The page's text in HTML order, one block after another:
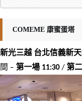
COMEME 康蜜蛋塔
新光三越 台北信義新
間 – 第一場 11:30 / 第